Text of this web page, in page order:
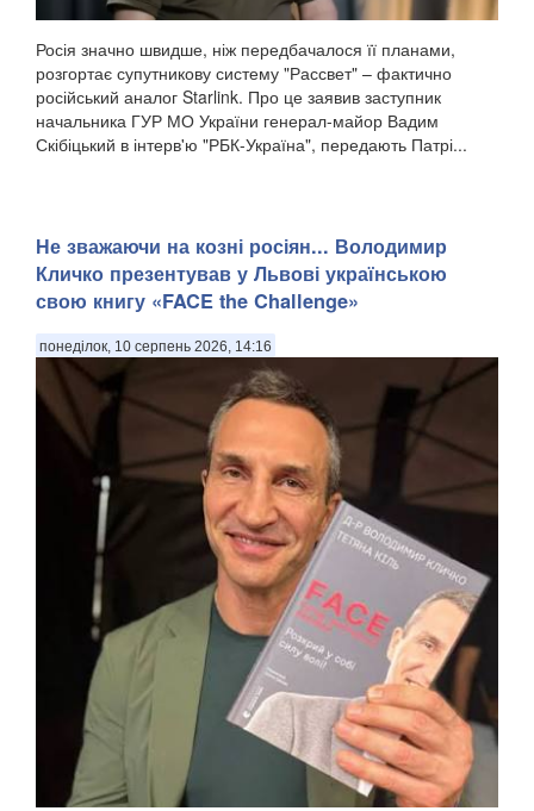
Росія значно швидше, ніж передбачалося її планами,
розгортає супутникову систему "Рассвет" – фактично
російський аналог Starlink. Про це заявив заступник
начальника ГУР МО України генерал-майор Вадим
Скібіцький в інтерв'ю "РБК-Україна", передають Патрі...
Не зважаючи на козні росіян... Володимир
Кличко презентував у Львові українською
свою книгу «FACE the Challenge»
понеділок, 10 серпень 2026, 14:16